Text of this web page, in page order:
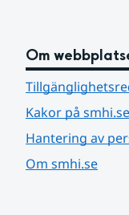
Om
Kakor på smhi.se
Hantering av
Om smhi.se